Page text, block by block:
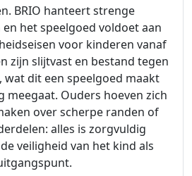
BRIO hanteert strenge
het speelgoed voldoet aan
voor kinderen vanaf
zijn slijtvast en bestand tegen
dit een speelgoed maakt
meegaat. Ouders hoeven zich
over scherpe randen of
alles is zorgvuldig
veiligheid van het kind als